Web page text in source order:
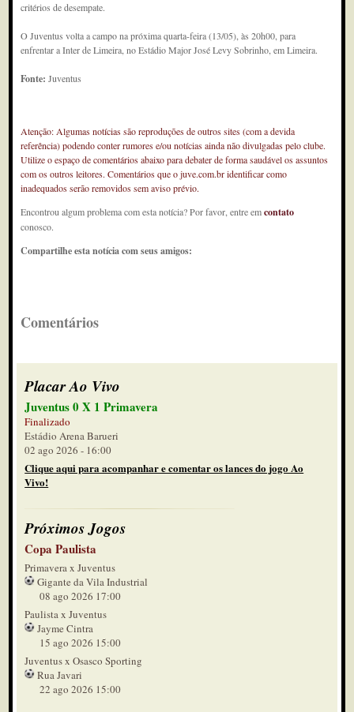
critérios de desempate.
O Juventus volta a campo na próxima quarta-feira (13/05), às 20h00, para
enfrentar a Inter de Limeira, no Estádio Major José Levy Sobrinho, em Limeira.
Fonte:Juventus
Atenção: Algumas notícias são reproduções de outros sites (com a devida
referência) podendo conter rumores e/ou notícias ainda não divulgadas pelo clube.
Utilize o espaço de comentários abaixo para debater de forma saudável os assuntos
com os outros leitores. Comentários que o juve.com.br identificar como
inadequados serão removidos sem aviso prévio.
Encontrou algum problema com esta notícia? Por favor, entre emcontato
conosco.
Compartilhe esta notícia com seus amigos:
Comentários
Placar Ao Vivo
Juventus 0 X 1 Primavera
Finalizado
Estádio Arena Barueri
02 ago 2026 - 16:00
Clique aqui para acompanhar e comentar os lances do jogo Ao
Vivo!
Próximos Jogos
Copa Paulista
Primavera x Juventus
Gigante da Vila Industrial
08 ago 2026 17:00
Paulista x Juventus
Jayme Cintra
15 ago 2026 15:00
Juventus x Osasco Sporting
Rua Javari
22 ago 2026 15:00